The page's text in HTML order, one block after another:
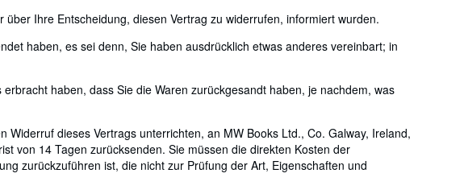
Ihre Entscheidung, diesen Vertrag zu widerrufen, informiert wurden.
haben, es sei denn, Sie haben ausdrücklich etwas anderes vereinbart; in
haben, dass Sie die Waren zurückgesandt haben, je nachdem, was
dieses Vertrags unterrichten, an MW Books Ltd., Co. Galway, Ireland,
von 14 Tagen zurücksenden. Sie müssen die direkten Kosten der
zurückzuführen ist, die nicht zur Prüfung der Art, Eigenschaften und